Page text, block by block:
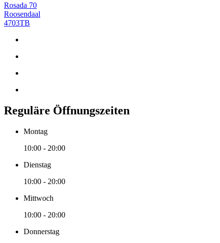
Rosada 70
Roosendaal
4703TB
Reguläre Öffnungszeiten
Montag
10:00 - 20:00
Dienstag
10:00 - 20:00
Mittwoch
10:00 - 20:00
Donnerstag